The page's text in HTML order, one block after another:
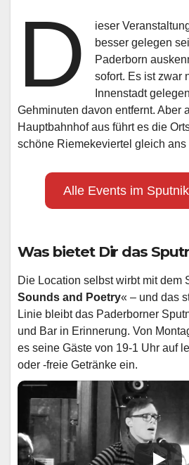
D
ieser
besser gelegen
Paderborn
sofort. Es ist zwar
Innenstadt
Gehminuten davon entfernt. Aber
Hauptbahnhof aus führt es die
schöne Riemekeviertel gleich ans
Alle Events im
Was bietet Dir das
Die Location selbst wirbt mit dem
Sounds and Poetry« – und das
Linie bleibt das Paderborner
und Bar in Erinnerung. Von
es seine Gäste von 19-1 Uhr auf
oder -freie Getränke ein.